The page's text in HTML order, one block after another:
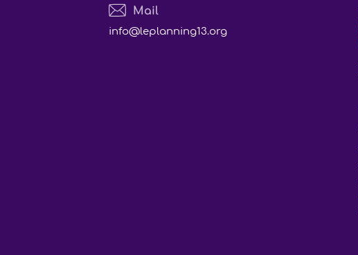
Mail
info@leplanning13.org